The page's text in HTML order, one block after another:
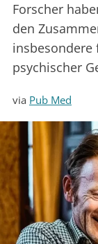
Forscher
den
insbesondere
psychischer
via Pub Med